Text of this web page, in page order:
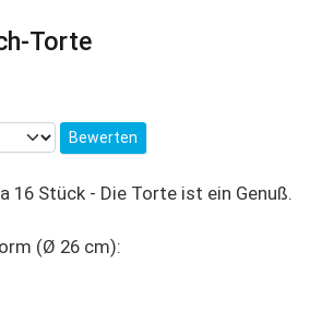
Torte
16 Stück - Die Torte ist ein Genuß.
(Ø 26 cm):